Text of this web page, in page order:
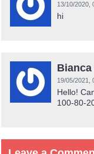
13/10/2020,
hi
19/05/2021,
Hello!
100-80-